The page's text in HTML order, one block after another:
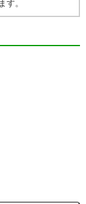
す。